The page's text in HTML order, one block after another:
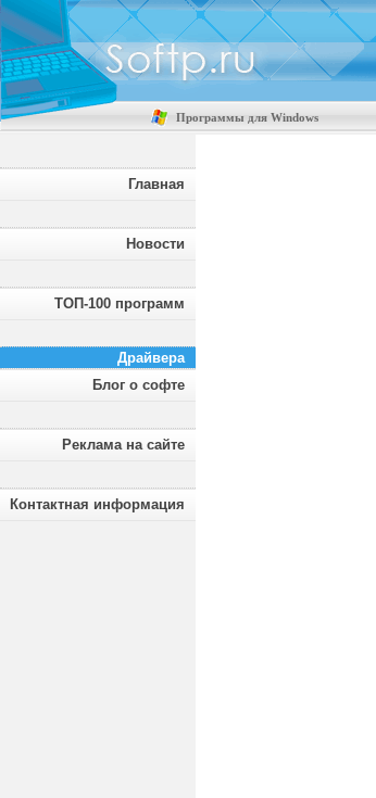
Программы для Windows
Главная
Новости
ТОП-100 программ
Драйвера
Блог о софте
Реклама на сайте
Контактная информация